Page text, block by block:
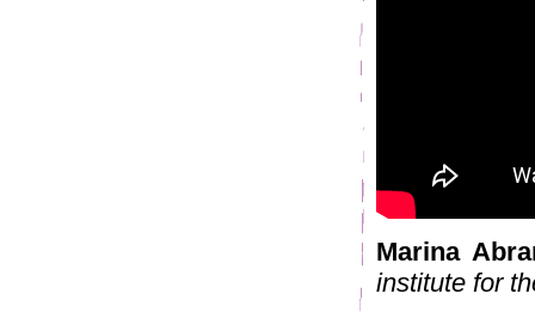
Marina
institute for